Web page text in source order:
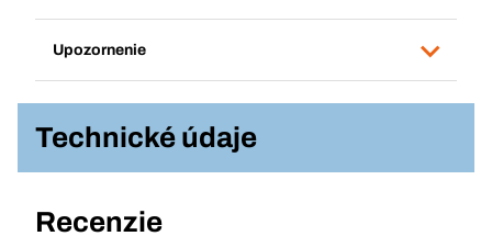
Upozornenie
Technické údaje
Recenzie